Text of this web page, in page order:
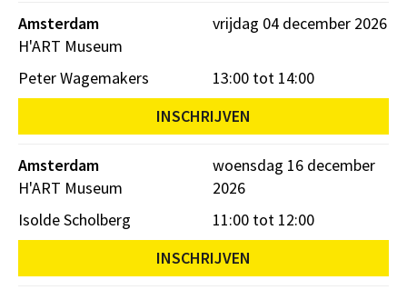
Amsterdam
H'ART Museum
vrijdag 04 december 2026
13:00 tot 14:00
Peter Wagemakers
INSCHRIJVEN
Amsterdam
H'ART Museum
woensdag 16 december
2026
11:00 tot 12:00
Isolde Scholberg
INSCHRIJVEN